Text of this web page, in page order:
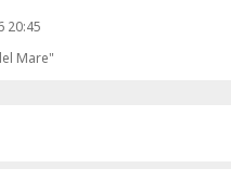
20:45
Mare"